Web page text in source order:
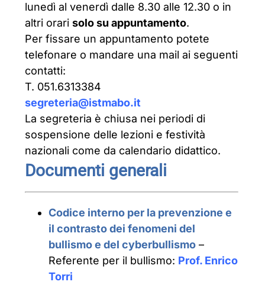
lunedì al venerdì dalle 8.30 alle 12.30 o in
altri orari solo su appuntamento.
Per fissare un appuntamento potete
telefonare o mandare una mail ai seguenti
contatti:
T. 051.6313384
segreteria@istmabo.it
La segreteria è chiusa nei periodi di
sospensione delle lezioni e festività
nazionali come da calendario didattico.
Documenti generali
Codice interno per la prevenzione e
il contrasto dei fenomeni del
bullismo e del cyberbullismo –
Referente per il bullismo: Prof. Enrico
Torri